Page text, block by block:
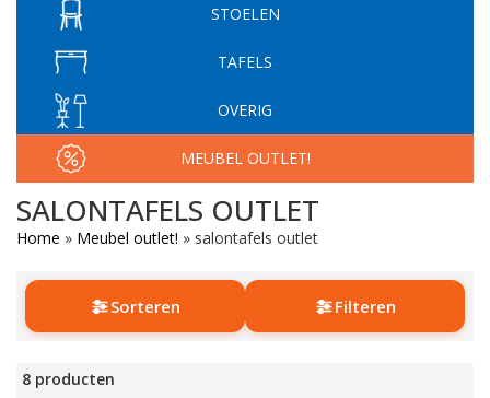
STOELEN
TAFELS
OVERIG
MEUBEL OUTLET!
SALONTAFELS OUTLET
Home » Meubel outlet! » salontafels outlet
Sorteren Filteren
8 producten